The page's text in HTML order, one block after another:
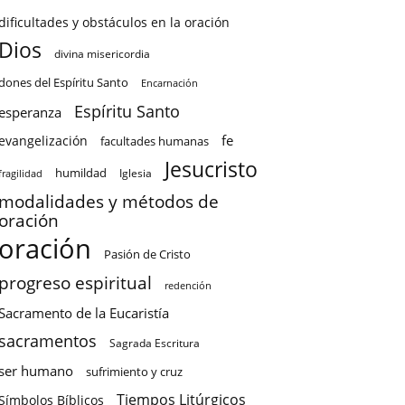
y obstáculos en la oración
divina misericordia
del Espíritu Santo Encarnación
Espíritu Santo
facultades humanas fe
humildad Iglesia Jesucristo
y métodos de
Pasión de Cristo
espiritual redención
de la Eucaristía
Sagrada Escritura
humano sufrimiento y cruz
Bíblicos Tiempos Litúrgicos